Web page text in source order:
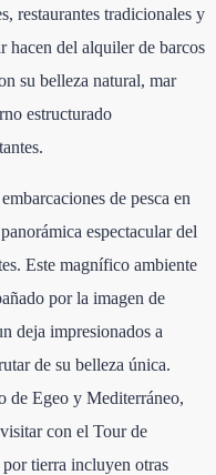
restaurantes tradicionales y
hacen del alquiler de barcos
su belleza natural, mar
estructurado
de pesca en
espectacular del
Este magnífico ambiente
por la imagen de
deja impresionados a
de su belleza única.
de Egeo y Mediterráneo,
con el Tour de
tierra incluyen otras